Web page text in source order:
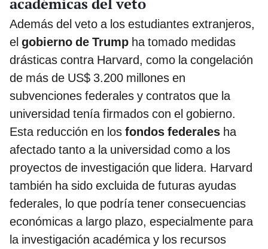
Además del veto a los estudiantes extranjeros,
el gobierno de Trump ha tomado medidas
drásticas contra Harvard, como la congelación
de más de US$ 3.200 millones en
subvenciones federales y contratos que la
universidad tenía firmados con el gobierno.
Esta reducción en los fondos federales ha
afectado tanto a la universidad como a los
proyectos de investigación que lidera. Harvard
también ha sido excluida de futuras ayudas
federales, lo que podría tener consecuencias
económicas a largo plazo, especialmente para
la investigación académica y los recursos